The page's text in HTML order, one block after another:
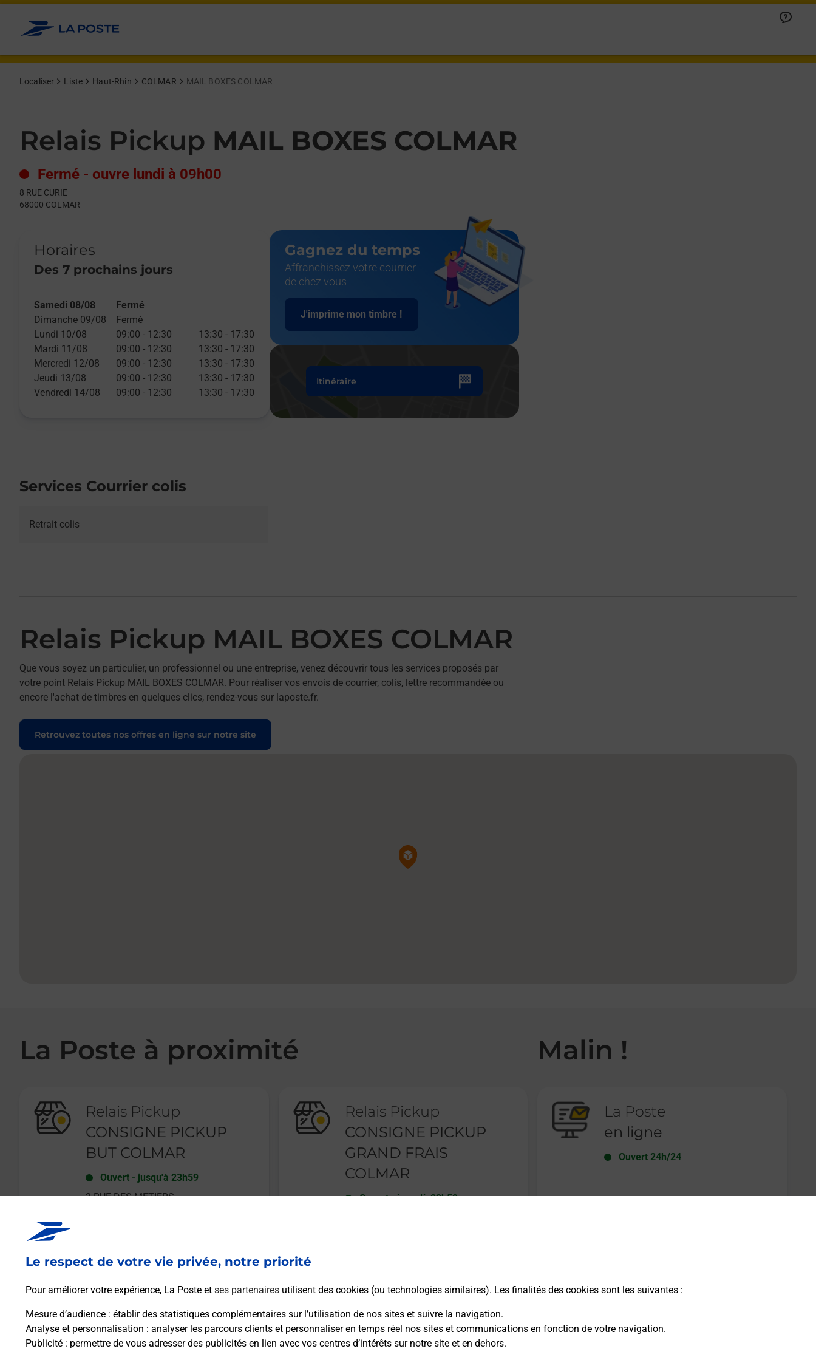
Le respect de votre vie privée, notre priorité
Pour améliorer votre expérience, La Poste et ses partenaires utilisent des cookies (ou technologies similaires). Les finalités des cookies sont les suivantes :
Mesure d’audience : établir des statistiques complémentaires sur l’utilisation de nos sites et suivre la navigation.
Analyse et personnalisation : analyser les parcours clients et personnaliser en temps réel nos sites et communications en fonction de votre navigation.
Publicité : permettre de vous adresser des publicités en lien avec vos centres d’intérêts sur notre site et en dehors.
Allez au contenu
Localiser Liste Haut-Rhin COLMAR MAIL BOXES COLMAR
Relais Pickup MAIL BOXES COLMAR
Fermé - ouvre lundi à 09h00
8 RUE CURIE
68000 COLMAR
Horaires
Des 7 prochains jours
Day of the WeekHours
Samedi 08/08
Fermé
Dimanche 09/08
Fermé
Lundi 10/08
09:00 - 12:30 13:30 - 17:30
Mardi 11/08
09:00 - 12:30 13:30 - 17:30
Mercredi 12/08
09:00 - 12:30 13:30 - 17:30
Jeudi 13/08
09:00 - 12:30 13:30 - 17:30
Vendredi 14/08
09:00 - 12:30 13:30 - 17:30
Gagnez du temps
Affranchissez votre courrier
de chez vous
J'imprime mon timbre !
Itinéraire
Services Courrier colis
Retrait colis
Relais Pickup MAIL BOXES COLMAR
Que vous soyez un particulier, un professionnel ou une entreprise, venez découvrir tous les services proposés par
votre point Relais Pickup MAIL BOXES COLMAR. Pour réaliser vos envois de courrier, colis, lettre recommandée ou
encore l'achat de timbres en quelques clics, rendez-vous sur laposte.fr.
Retrouvez toutes nos offres en ligne sur notre site
Pin de la carte
Get directions to Relais Pickup at 8 RUE CURIE COLMAR,
lien s'ouvre dans un nouvel onglet
La Poste à proximité
Relais Pickup
CONSIGNE PICKUP
BUT COLMAR
Ouvert - jusqu'à 23h59
2 RUE DES METIERS
En savoir plus
Relais Pickup
CONSIGNE PICKUP
GRAND FRAIS
COLMAR
Ouvert-jusqu'à 23h59
Malin !
La Poste
en ligne
Ouvert 24h/24